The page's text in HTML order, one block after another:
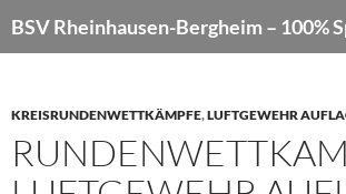
Inhalt
KREISRUNDENWETTKÄMPFE,LUFTGEWEHR